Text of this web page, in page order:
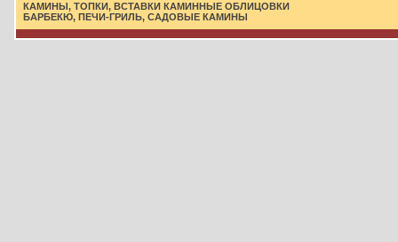
КАМИНЫ, ТОПКИ, ВСТАВКИ КАМИННЫЕ ОБЛИЦОВКИ
БАРБЕКЮ, ПЕЧИ-ГРИЛЬ, САДОВЫЕ КАМИНЫ